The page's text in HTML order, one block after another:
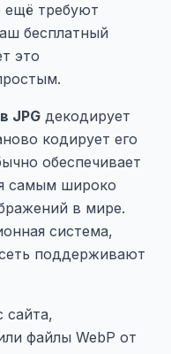
ещё требуют
бесплатный
это
JPG декодирует
кодирует его
обеспечивает
самым широко
в мире.
система,
поддерживают
сайта,
файлы WebP от